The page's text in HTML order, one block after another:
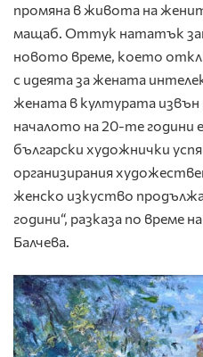
промяна в живота на
мащаб. Оттук нататък
новото време, което
с идеята за жената
жената в културата
началото на 20-те години
български художнички
организирания
женско изкуство
години“, разказа по време
Балчева.